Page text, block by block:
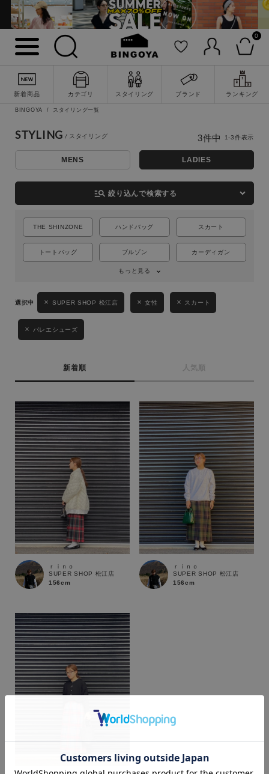
0
新着商品 カテゴリ スタイリング ブランド ランキング
詳細検索
キーワード
MENS
サイズ
ブランド
BINGOYA スタイリング一覧
STYLING
MENS LADIES
manage_search 絞り込んで検索する
THE SHINZONE ハンドバッグ スカート
トートバッグ ブルゾン カーディガン
もっと見る
SUPER SHOP 松江店 女性 スカート
バレエシューズ
新着順 人気順
3件中 1-3件表示
ｒｉｎｏ
SUPER SHOP 松江店
156cm
ｒｉｎｏ
SUPER SHOP 松江店
156cm